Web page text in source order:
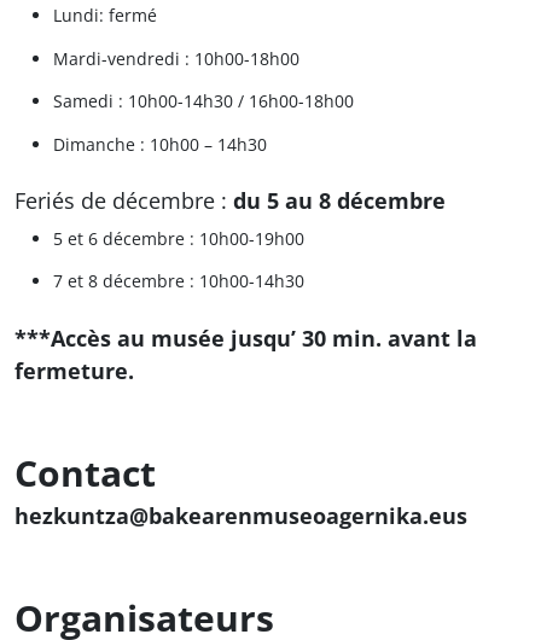
Lundi: fermé
Mardi-vendredi : 10h00-18h00
Samedi : 10h00-14h30 / 16h00-18h00
Dimanche : 10h00 – 14h30
Feriés de décembre : du 5 au 8 décembre
5 et 6 décembre : 10h00-19h00
7 et 8 décembre : 10h00-14h30
***Accès au musée jusqu’ 30 min. avant la
fermeture.
Contact
hezkuntza@bakearenmuseoagernika.eus
Organisateurs